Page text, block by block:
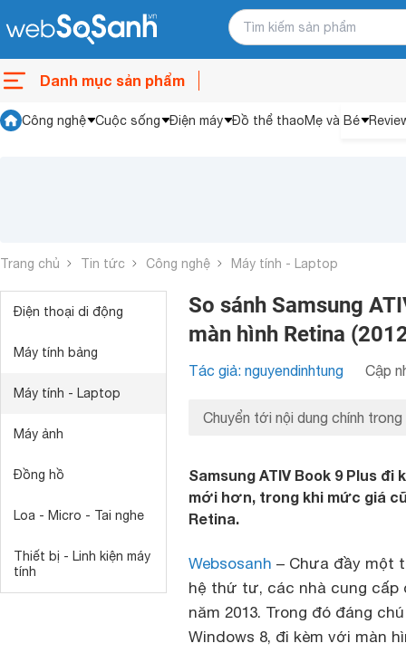
Danh mục sản phẩm
Công nghệ Cuộc sống Điện máy Đồ thể thaoMẹ và Bé
Trang chủ Tin tức Công nghệ Máy tính - Laptop
Điện thoại di động
Máy tính bảng
Máy tính - Laptop
Máy ảnh
Đồng hồ
Loa - Micro - Tai nghe
Thiết bị - Linh kiện máy
tính
So sánh Samsung
màn hình Retina
Tác giả: nguyendinhtung Cập
Chuyển tới nội dung chính trong
Samsung ATIV Book 9 Plus
mới hơn, trong khi mức giá
Retina.
Websosanh – Chưa đầy một
hệ thứ tư, các nhà cung cấp
năm 2013. Trong đó đáng
Windows 8, đi kèm với màn